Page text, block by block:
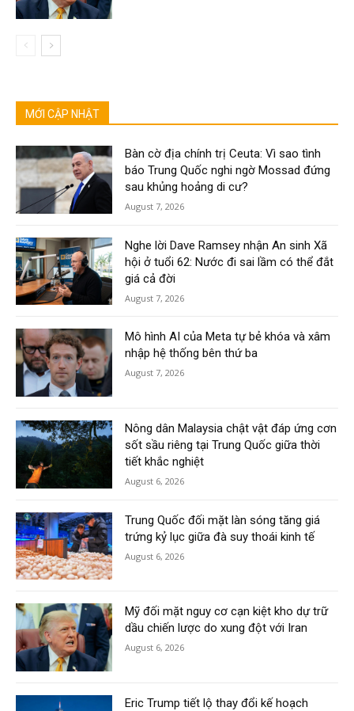
MỚI CẬP NHẬT
Bàn cờ địa chính trị Ceuta: Vì sao tình
báo Trung Quốc nghi ngờ Mossad đứng
sau khủng hoảng di cư?
August 7, 2026
Nghe lời Dave Ramsey nhận An sinh Xã
hội ở tuổi 62: Nước đi sai lầm có thể đắt
giá cả đời
August 7, 2026
Mô hình AI của Meta tự bẻ khóa và xâm
nhập hệ thống bên thứ ba
August 7, 2026
Nông dân Malaysia chật vật đáp ứng cơn
sốt sầu riêng tại Trung Quốc giữa thời
tiết khắc nghiệt
August 6, 2026
Trung Quốc đối mặt làn sóng tăng giá
trứng kỷ lục giữa đà suy thoái kinh tế
August 6, 2026
Mỹ đối mặt nguy cơ cạn kiệt kho dự trữ
dầu chiến lược do xung đột với Iran
August 6, 2026
Eric Trump tiết lộ thay đổi kế hoạch